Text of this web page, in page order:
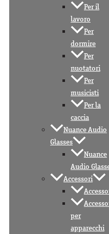
Per il
lavoro
Per
dormire
Per
nuotatori
Per
musicisti
Per la
caccia
Nuance Audio
Glasses
Nuance
Audio
Accessori
per
apparecchi